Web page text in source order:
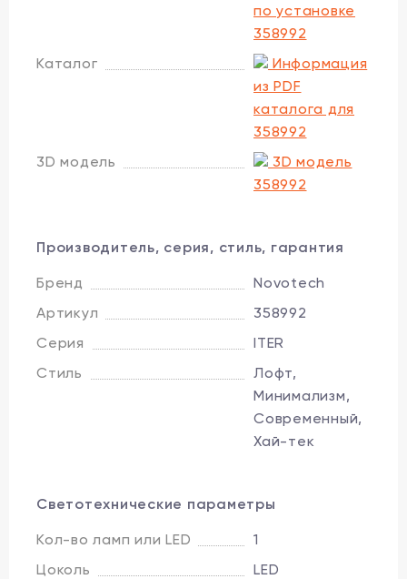
по установке
358992
Каталог
Информация
из PDF
каталога для
358992
3D модель
3D модель
358992
Производитель, серия, стиль, гарантия
Бренд
Novotech
Артикул
358992
Серия
ITER
Стиль
Лофт,
Минимализм,
Современный,
Хай-тек
Светотехнические параметры
Кол-во ламп или LED
1
Цоколь
LED